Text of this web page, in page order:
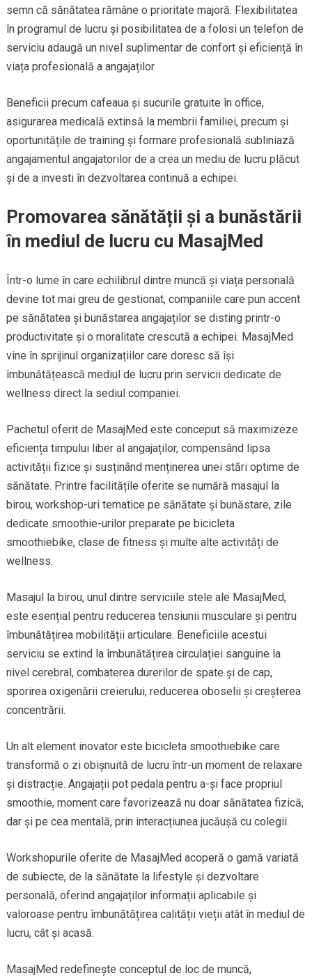
semn că sănătatea rămâne o prioritate majoră. Flexibilitatea
în programul de lucru și posibilitatea de a folosi un telefon de
serviciu adaugă un nivel suplimentar de confort și eficiență în
viața profesională a angajaților.
Beneficii precum cafeaua și sucurile gratuite în office,
asigurarea medicală extinsă la membrii familiei, precum și
oportunitățile de training și formare profesională subliniază
angajamentul angajatorilor de a crea un mediu de lucru plăcut
și de a investi în dezvoltarea continuă a echipei.
Promovarea sănătății și a bunăstării
în mediul de lucru cu MasajMed
Într-o lume în care echilibrul dintre muncă și viața personală
devine tot mai greu de gestionat, companiile care pun accent
pe sănătatea și bunăstarea angajaților se disting printr-o
productivitate și o moralitate crescută a echipei. MasajMed
vine în sprijinul organizațiilor care doresc să își
îmbunătățească mediul de lucru prin servicii dedicate de
wellness direct la sediul companiei.
Pachetul oferit de MasajMed este conceput să maximizeze
eficiența timpului liber al angajaților, compensând lipsa
activității fizice și susținând menținerea unei stări optime de
sănătate. Printre facilitățile oferite se numără masajul la
birou, workshop-uri tematice pe sănătate și bunăstare, zile
dedicate smoothie-urilor preparate pe bicicleta
smoothiebike, clase de fitness și multe alte activități de
wellness.
Masajul la birou, unul dintre serviciile stele ale MasajMed,
este esențial pentru reducerea tensiunii musculare și pentru
îmbunătățirea mobilității articulare. Beneficiile acestui
serviciu se extind la îmbunătățirea circulației sanguine la
nivel cerebral, combaterea durerilor de spate și de cap,
sporirea oxigenării creierului, reducerea oboselii și creșterea
concentrării.
Un alt element inovator este bicicleta smoothiebike care
transformă o zi obișnuită de lucru într-un moment de relaxare
și distracție. Angajații pot pedala pentru a-și face propriul
smoothie, moment care favorizează nu doar sănătatea fizică,
dar și pe cea mentală, prin interacțiunea jucăușă cu colegii.
Workshopurile oferite de MasajMed acoperă o gamă variată
de subiecte, de la sănătate la lifestyle și dezvoltare
personală, oferind angajaților informații aplicabile și
valoroase pentru îmbunătățirea calității vieții atât în mediul de
lucru, cât și acasă.
MasajMed redefinește conceptul de loc de muncă,